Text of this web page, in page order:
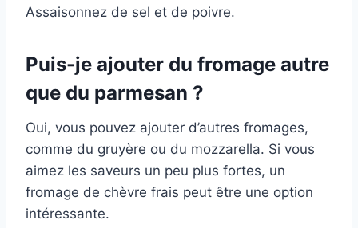
Assaisonnez de sel et de poivre.
Puis-je ajouter du fromage autre
que du parmesan ?
Oui, vous pouvez ajouter d’autres fromages,
comme du gruyère ou du mozzarella. Si vous
aimez les saveurs un peu plus fortes, un
fromage de chèvre frais peut être une option
intéressante.